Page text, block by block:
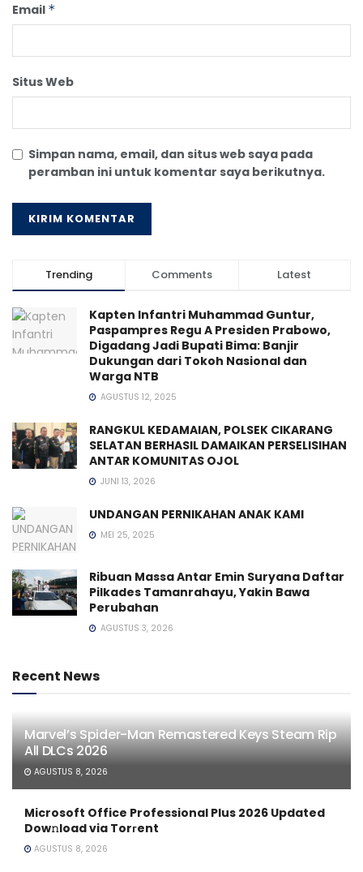
Email *
Situs Web
Simpan nama, email, dan situs web saya pada
peramban ini untuk komentar saya berikutnya.
Trending Comments Latest
Kapten Infantri Muhammad Guntur,
Paspampres Regu A Presiden Prabowo,
Digadang Jadi Bupati Bima: Banjir
Dukungan dari Tokoh Nasional dan
Warga NTB
AGUSTUS 12, 2025
RANGKUL KEDAMAIAN, POLSEK CIKARANG
SELATAN BERHASIL DAMAIKAN PERSELISIHAN
ANTAR KOMUNITAS OJOL
JUNI 13, 2026
UNDANGAN PERNIKAHAN ANAK KAMI
MEI 25, 2025
Ribuan Massa Antar Emin Suryana Daftar
Pilkades Tamanrahayu, Yakin Bawa
Perubahan
AGUSTUS 3, 2026
Recent News
Marvel’s Spider-Man Remastered Keys Steam Rip
All DLCs 2026
AGUSTUS 8, 2026
Microsoft Office Professional Plus 2026 Updated
Dow𝚗load via Torгent
AGUSTUS 8, 2026